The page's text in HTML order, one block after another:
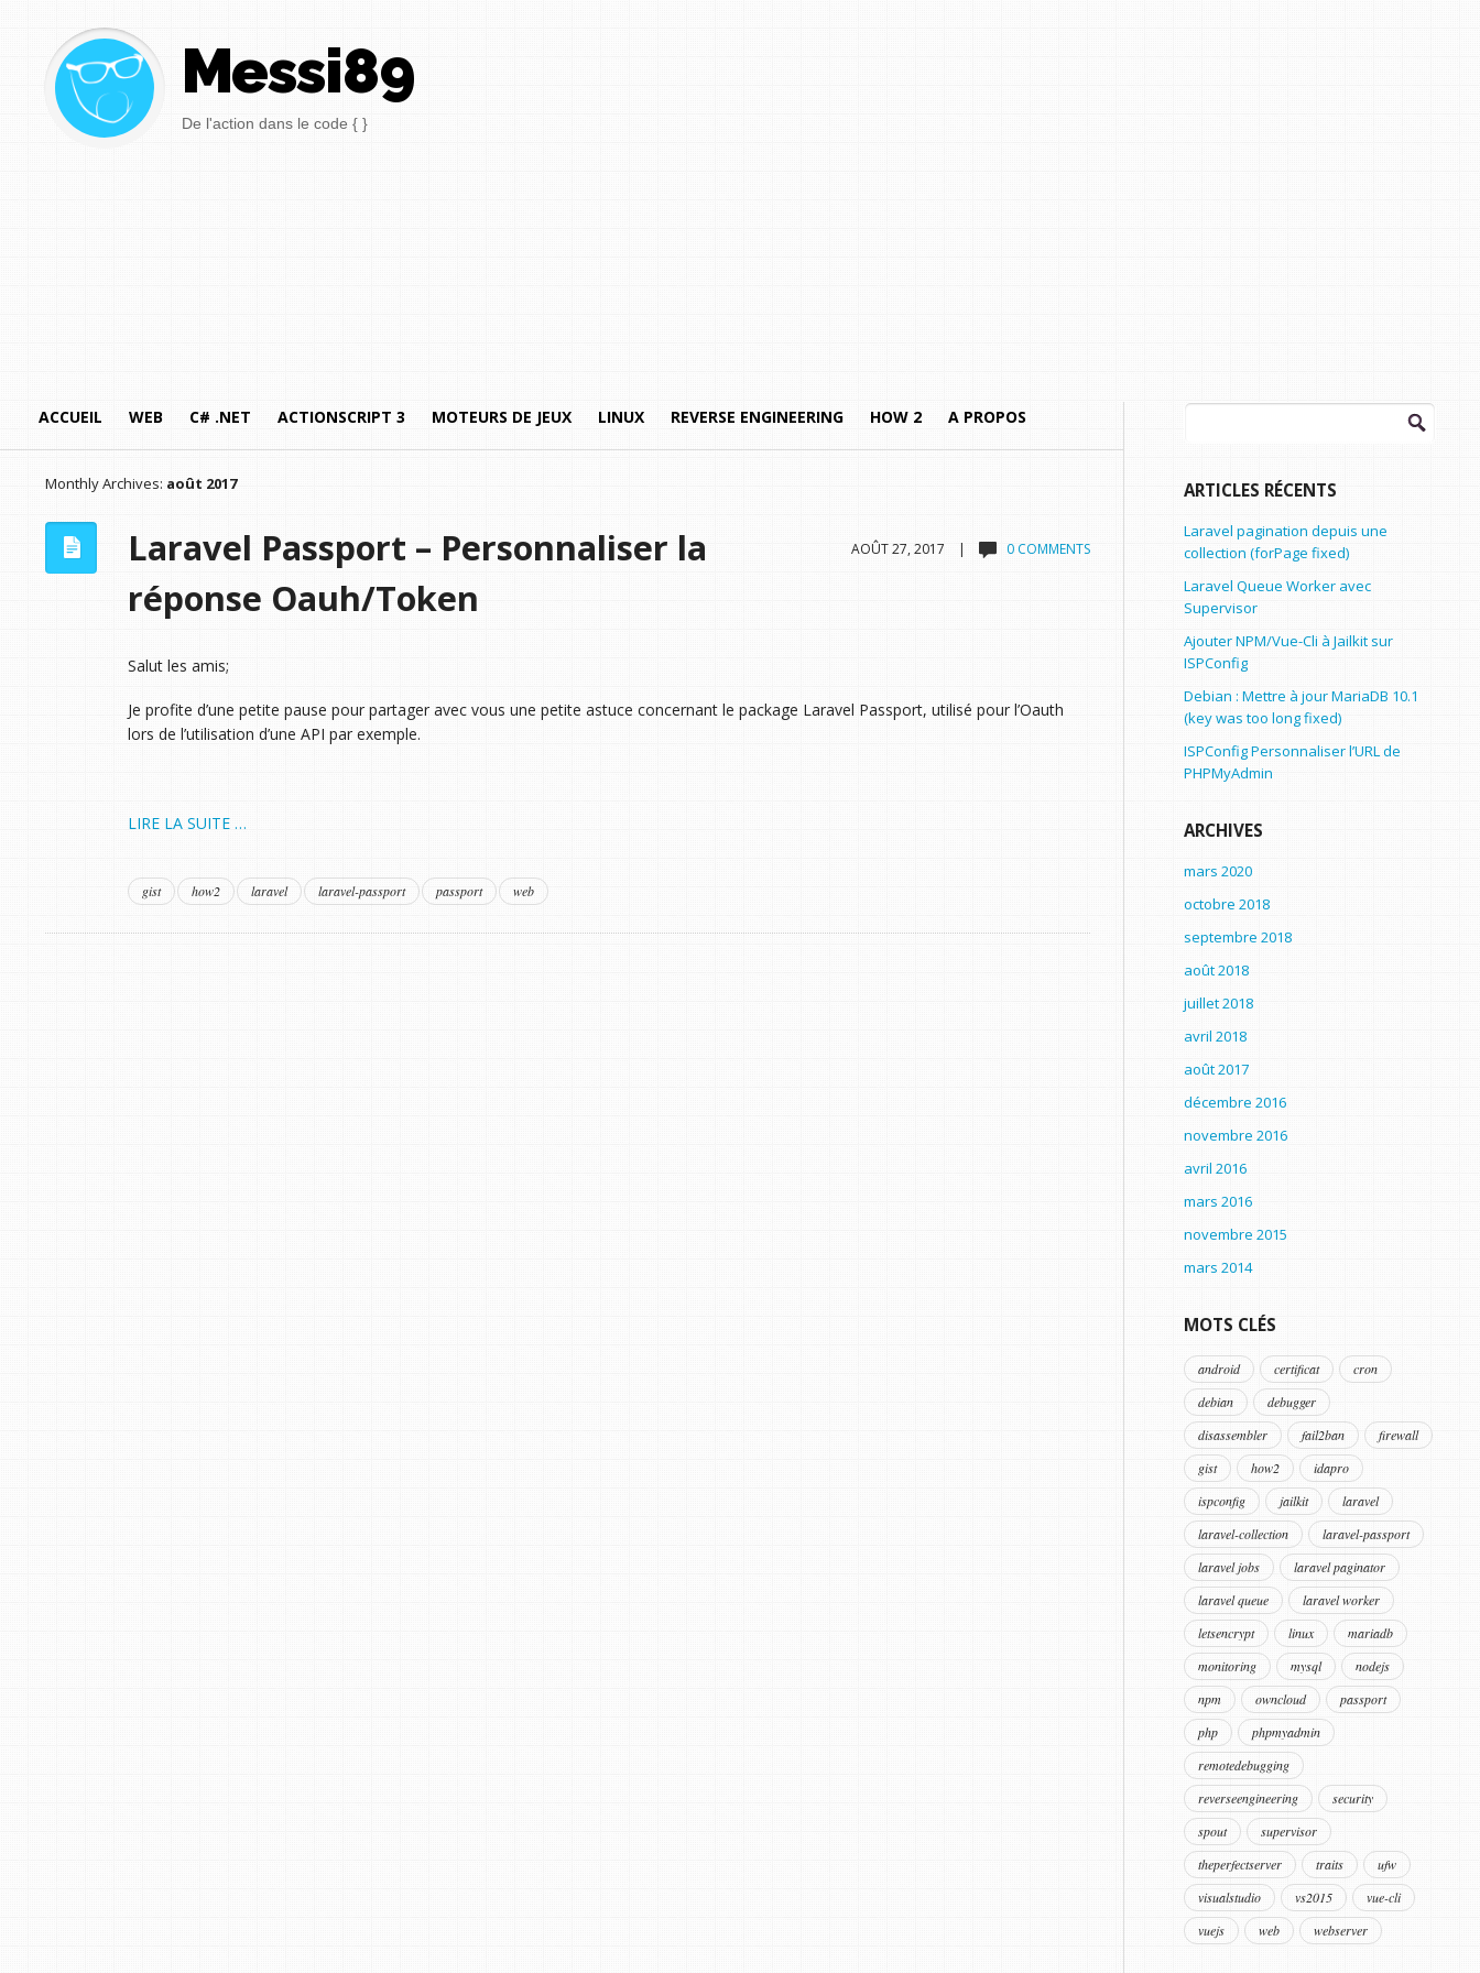
Messi89
De l'action dans le code { }
ACCUEIL WEB C# .NET ACTIONSCRIPT 3 MOTEURS DE JEUX LINUX REVERSE ENGINEERING HOW 2 A PROPOS
Monthly Archives: août 2017
AOÛT 27, 2017 | 0 COMMENTS
Laravel Passport – Personnaliser la
réponse Oauh/Token
Salut les amis;
Je profite d’une petite pause pour partager avec vous une petite astuce concernant le package Laravel Passport, utilisé pour l’Oauth
lors de l’utilisation d’une API par exemple.
LIRE LA SUITE …
gist how2 laravel laravel-passport passport web
Rechercher :
ARTICLES RÉCENTS
Laravel pagination depuis une
collection (forPage fixed)
Laravel Queue Worker avec
Supervisor
Ajouter NPM/Vue-Cli à Jailkit sur
ISPConfig
Debian : Mettre à jour MariaDB 10.1
(key was too long fixed)
ISPConfig Personnaliser l’URL de
PHPMyAdmin
ARCHIVES
mars 2020
octobre 2018
septembre 2018
août 2018
juillet 2018
avril 2018
août 2017
décembre 2016
novembre 2016
avril 2016
mars 2016
novembre 2015
mars 2014
MOTS CLÉS
android certificat
cron
debian
debugger
disassembler
fail2ban
firewall
gist
how2
idapro
ispconfig
jailkit
laravel
laravel-collection
laravel-passport
laravel jobs
laravel paginator
laravel queue
laravel worker
letsencrypt
linux
mariadb
monitoring
mysql
nodejs
npm
owncloud
passport
php
phpmyadmin
remotedebugging
reverseengineering
security
spout
supervisor
theperfectserver
traits
ufw
visualstudio
vs2015
vue-cli
vuejs
web webserver